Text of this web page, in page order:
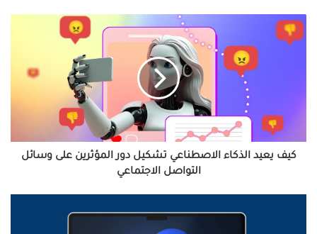
كيف
يعيد
وسائل
التواصل
كيف يعيد الذكاء الاصطناعي تشكيل دور المؤثرين على وسائل
التواصل الاجتماعي